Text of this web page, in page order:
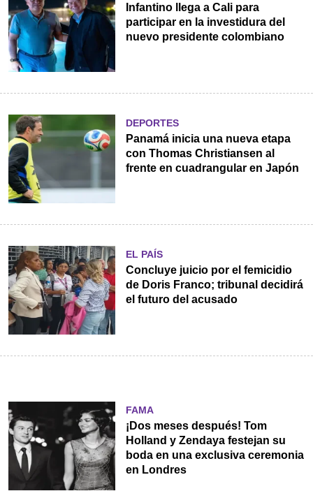
Infantino llega a Cali para
participar en la investidura del
nuevo presidente colombiano
DEPORTES
Panamá inicia una nueva etapa
con Thomas Christiansen al
frente en cuadrangular en Japón
EL PAÍS
Concluye juicio por el femicidio
de Doris Franco; tribunal decidirá
el futuro del acusado
FAMA
¡Dos meses después! Tom
Holland y Zendaya festejan su
boda en una exclusiva ceremonia
en Londres